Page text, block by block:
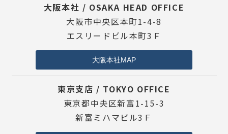
大阪本社 / OSAKA HEAD OFFICE
大阪市中央区本町1-4-8
エスリードビル本町3Ｆ
大阪本社MAP
東京支店 / TOKYO OFFICE
東京都中央区新富1-15-3
新富ミハマビル3Ｆ